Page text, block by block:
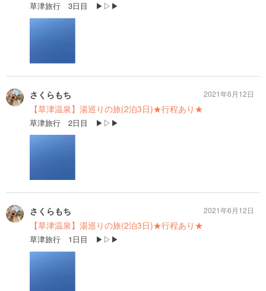
草津旅行 3日目 ▶︎▷▶︎
さくらもち
【草津温泉】湯巡りの旅(2泊3日)★行程あり★
草津旅行 2日目 ▶︎▷▶︎
2021年6月12日
さくらもち
【草津温泉】湯巡りの旅(2泊3日)★行程あり★
草津旅行 1日目 ▶︎▷▶︎
2021年6月12日